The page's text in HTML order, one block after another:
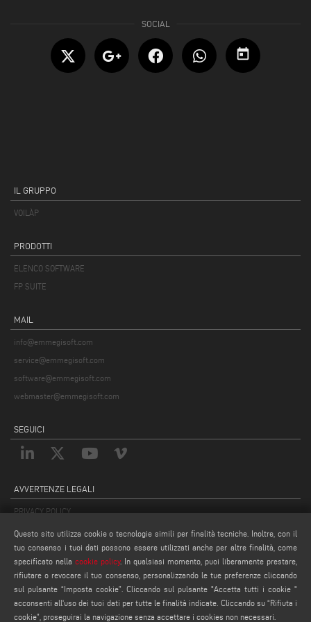
today
IL GRUPPO
VOILÀP
PRODOTTI
ELENCO SOFTWARE
FP SUITE
MAIL
info@emmegisoft.com
service@emmegisoft.com
software@emmegisoft.com
webmaster@emmegisoft.com
SEGUICI
AVVERTENZE LEGALI
PRIVACY POLICY
COMPLIANCE
NOTE LEGALI
COOKIE POLICY
Questo sito utilizza cookie o tecnologie simili per finalità tecniche. Inoltre, con il
tuo consenso i tuoi dati possono essere utilizzati anche per altre finalità, come
specificato nella cookie policy. In qualsiasi momento, puoi liberamente prestare,
rifiutare o revocare il tuo consenso, personalizzando le tue preferenze cliccando
sul pulsante “Imposta cookie”. Cliccando sul pulsante "Accetta tutti i cookie "
acconsenti all'uso dei tuoi dati per tutte le finalità indicate. Cliccando su “Rifiuta i
cookie”, proseguirai la navigazione senza accettare i cookies non necessari.